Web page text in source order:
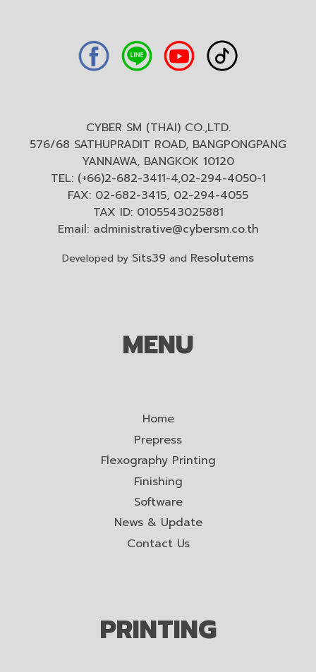
CYBER SM (THAI) CO.,LTD.
576/68 SATHUPRADIT ROAD, BANGPONGPANG
YANNAWA, BANGKOK 10120
TEL: (+66)2-682-3411-4,02-294-4050-1
FAX: 02-682-3415, 02-294-4055
TAX ID: 0105543025881
Email: administrative@cybersm.co.th
Developed by Sits39 and Resolutems
MENU
Home
Prepress
Flexography Printing
Finishing
Software
News & Update
Contact Us
PRINTING